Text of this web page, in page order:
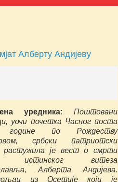
Алберту Андијеву
уредника: Поштовани
уочи почетка Часног поста
године по Рождеству
србски патриотски
растужила је вест о смрти
истинског витеза
Алберта Андијева.
из Осетије који је